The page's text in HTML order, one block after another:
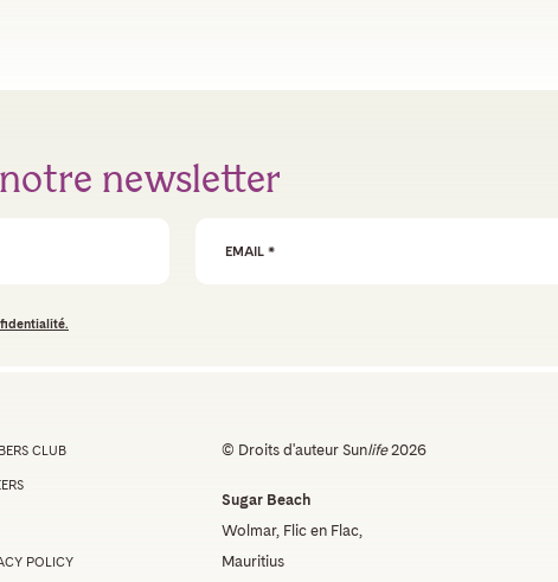
newsletter
CLUB
POLICY
© Droits d'auteur Sunlife2026
Sugar Beach
Wolmar, Flic en Flac,
Mauritius